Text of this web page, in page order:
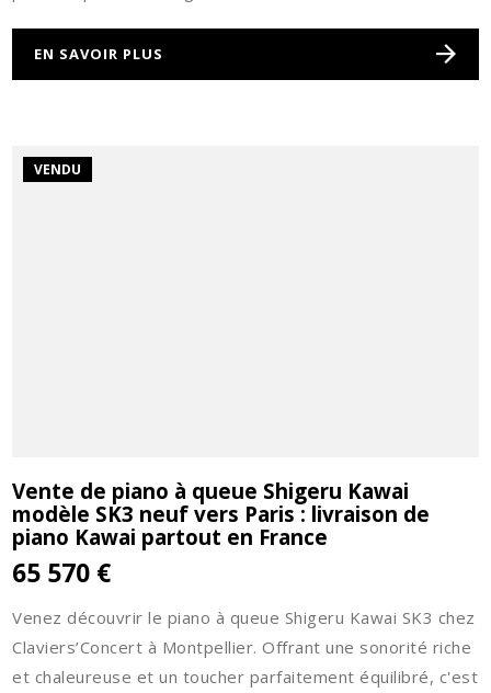
EN SAVOIR PLUS
VENDU
Vente de piano à queue Shigeru Kawai
modèle SK3 neuf vers Paris : livraison de
piano Kawai partout en France
65 570 €
Venez découvrir le piano à queue Shigeru Kawai SK3 chez
Claviers’Concert à Montpellier. Offrant une sonorité riche
et chaleureuse et un toucher parfaitement équilibré, c'est